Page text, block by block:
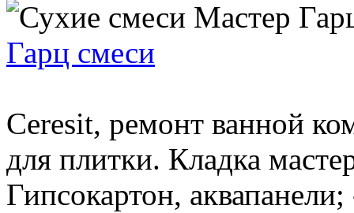
Гарц смеси
Ceresit, ремонт ванной
для плитки. Кладка
Гипсокартон,